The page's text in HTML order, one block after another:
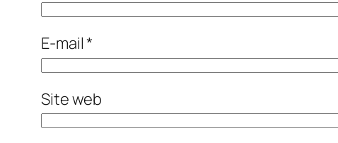
E-mail*
Site web